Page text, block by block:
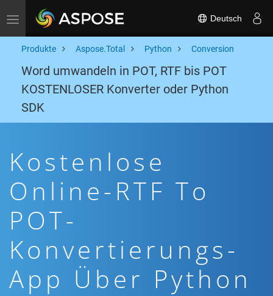
Toggle navigation Deutsch
Produkte Aspose.Total Python Conversion
Word umwandeln in POT, RTF bis POT
KOSTENLOSER Konverter oder Python
SDK
Kostenlose
Online-RTF To
POT-
Konvertierungs-
App Über Python